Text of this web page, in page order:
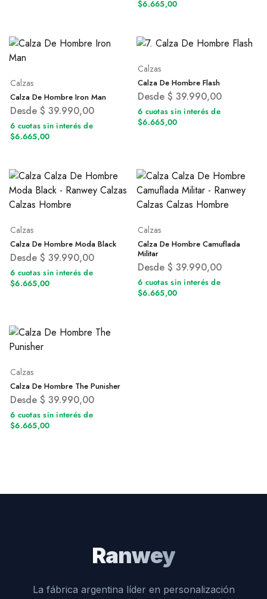
$6.665,00
Calzas
Calza De Hombre Iron Man
Desde $ 39.990,00
6 cuotas sin interés de
$6.665,00
Calzas
Calza De Hombre Flash
Desde $ 39.990,00
6 cuotas sin interés de
$6.665,00
Calzas
Calza De Hombre Moda Black
Desde $ 39.990,00
6 cuotas sin interés de
$6.665,00
Calzas
Calza De Hombre Camuflada
Militar
Desde $ 39.990,00
6 cuotas sin interés de
$6.665,00
Calzas
Calza De Hombre The Punisher
Desde $ 39.990,00
6 cuotas sin interés de
$6.665,00
Ranwey
La fábrica argentina líder en personalización